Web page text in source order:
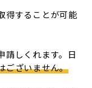
得することが可能
請しくれます。日
ございません。